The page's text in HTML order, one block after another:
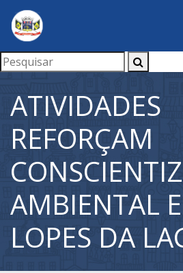
ATIVIDADES
REFORÇAM
AMBIENTAL
LOPES DA